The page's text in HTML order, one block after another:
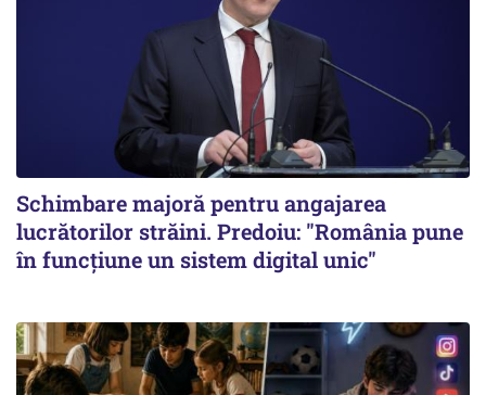
Schimbare majoră pentru angajarea
lucrătorilor străini. Predoiu: "România pune
în funcțiune un sistem digital unic"